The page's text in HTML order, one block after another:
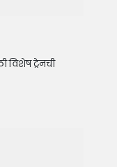
विशेष ट्रेनची